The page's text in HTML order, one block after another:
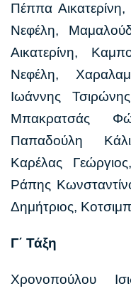
Πέππα
Νεφέλη,
Αικατερίνη,
Νεφέλη,
Ιωάννης
Μπακρατσάς
Παπαδούλη
Καρέλας
Ράπης
Δημήτριος,
Γ΄ Τάξη
Χρονοπούλου